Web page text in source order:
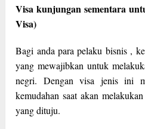
Visa kunjungan sementara
Visa)
Bagi anda para pelaku bisnis ,
yang mewajibkan untuk
negri. Dengan visa jenis ini
kemudahan saat akan
yang dituju.